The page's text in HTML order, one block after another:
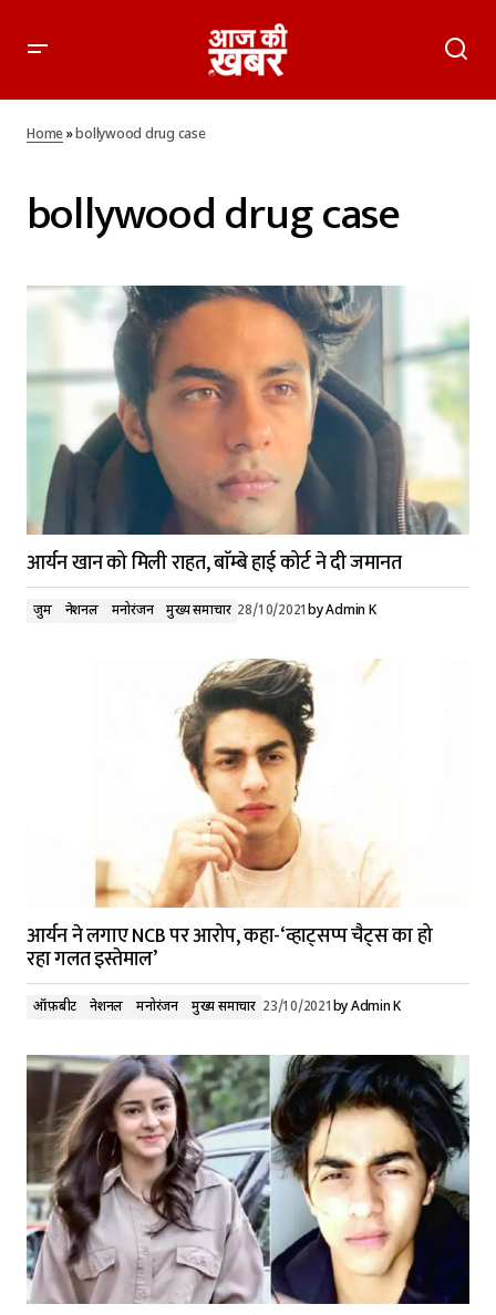
Home»bollywood drug case
bollywood drug case
आर्यन खान को मिली राहत, बाॅम्बे हाई कोर्ट ने‌ दी जमानत
जुर्म नेशनल मनोरंजन मुख्य समाचार 28/10/2021byAdmin K
आर्यन ने लगाए NCB पर आरोप, कहा-‘व्हाट्सप्प चैट्स का हो
रहा गलत इस्तेमाल’
ऑफ़बीट नेशनल मनोरंजन मुख्य समाचार 23/10/2021byAdmin K